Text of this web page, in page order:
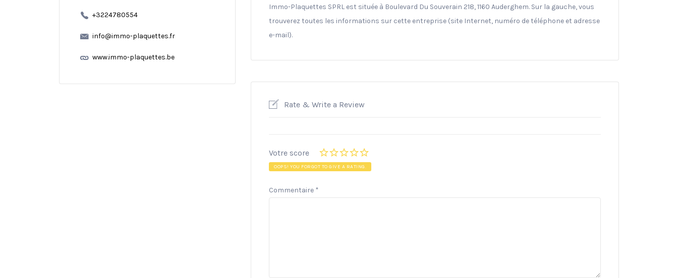
+3224780554
info@immo-plaquettes.fr
www.immo-plaquettes.be
Immo-Plaquettes SPRL est située à Boulevard Du Souverain 218, 1160 Auderghem. Sur la gauche, vous
trouverez toutes les informations sur cette entreprise (site Internet, numéro de téléphone et adresse
e-mail).
Rate & Write a Review
Votre score
OOPS! YOU FORGOT TO GIVE A RATING.
Commentaire *